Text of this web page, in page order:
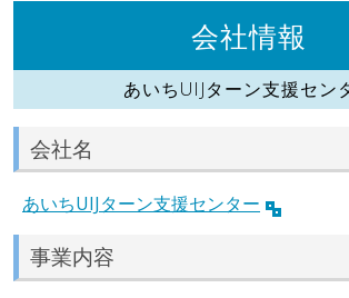
会社情報
あいちUIJターン支援セン
会社名
あいちUIJターン支援センター
事業内容